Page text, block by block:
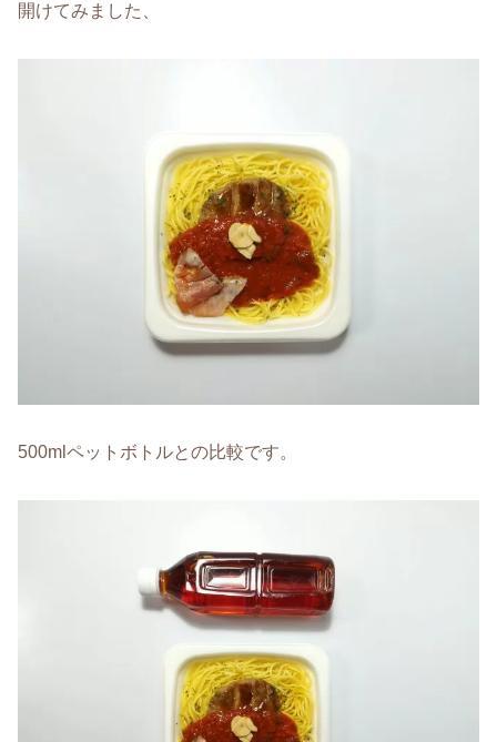
開けてみました、
500mlペットボトルとの比較です。